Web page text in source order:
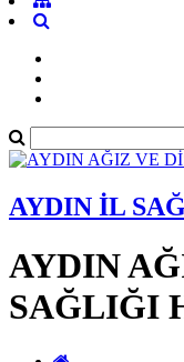
AYDIN İL
AYDIN
SAĞLIĞI